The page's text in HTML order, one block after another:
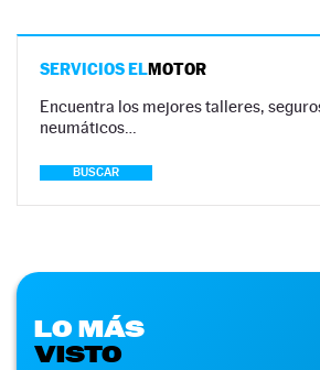
SERVICIOS ELMOTOR
Encuentra los mejores talleres,
neumáticos…
BUSCAR
LO MÁS
VISTO